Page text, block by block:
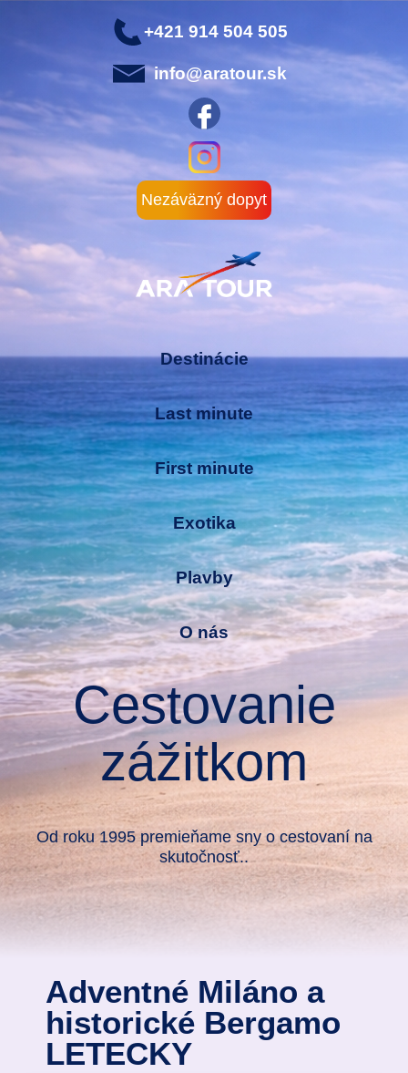
+421 914 504 505
info@aratour.sk
Nezáväzný dopyt
Destinácie
Last minute
First minute
Exotika
Plavby
O nás
Cestovanie
zážitkom
Od roku 1995 premieňame sny o cestovaní na
skutočnosť..
Adventné Miláno a
historické Bergamo
LETECKY